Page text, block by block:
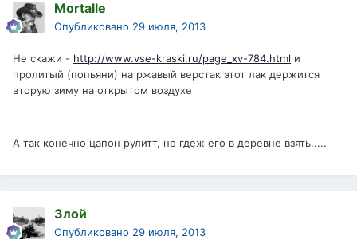
Mortalle
Опубликовано 29 июля, 2013
Не скажи - http://www.vse-kraski.ru/page_xv-784.html и
пролитый (попьяни) на ржавый верстак этот лак держится
вторую зиму на открытом воздухе
А так конечно цапон рулитт, но гдеж его в деревне взять.....
Злой
Опубликовано 29 июля, 2013